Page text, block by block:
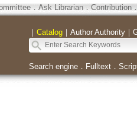
． Ask Librarian． Contribution
｜ Catalog｜ Author Authority｜
Search engine． Fulltext．